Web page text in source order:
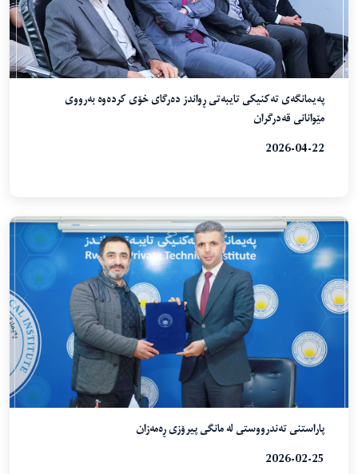
پەیمانگەی تەکنیکی تایبەتی ڕواندز دەرگای خۆی کردەوە بەرووی
مێوانانی قەدرگران
2026-04-22
پاراستنی تەندرووستی لە مانگی پیرۆزی ڕەمەزان
2026-02-25